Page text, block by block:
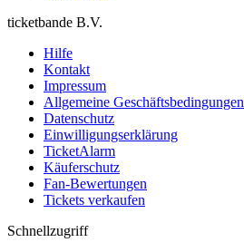
ticketbande B.V.
Hilfe
Kontakt
Impressum
Allgemeine Geschäftsbedingungen
Datenschutz
Einwilligungserklärung
TicketAlarm
Käuferschutz
Fan-Bewertungen
Tickets verkaufen
Schnellzugriff